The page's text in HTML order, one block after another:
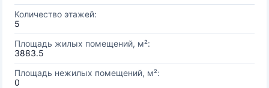
Количество этажей:
5
Площадь жилых помещений, м²:
3883.5
Площадь нежилых помещений, м²:
0